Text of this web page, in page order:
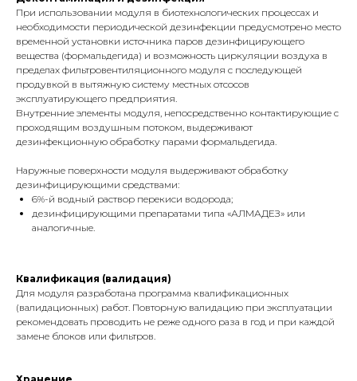
При использовании модуля в биотехнологических процессах и
необходимости периодической дезинфекции предусмотрено место
временной установки источника паров дезинфицирующего
вещества (формальдегида) и возможность циркуляции воздуха в
пределах фильтровентиляционного модуля с последующей
продувкой в вытяжную систему местных отсосов
эксплуатирующего предприятия.
Внутренние элементы модуля, непосредственно контактирующие с
проходящим воздушным потоком, выдерживают
дезинфекционную обработку парами формальдегида.
Наружные поверхности модуля выдерживают обработку
дезинфицирующими средствами:
6%-й водный раствор перекиси водорода;
дезинфицирующими препаратами типа «АЛМАДЕЗ» или
аналогичные.
Квалификация (валидация)
Для модуля разработана программа квалификационных
(валидационных) работ. Повторную валидацию при эксплуатации
рекомендовать проводить не реже одного раза в год и при каждой
замене блоков или фильтров.